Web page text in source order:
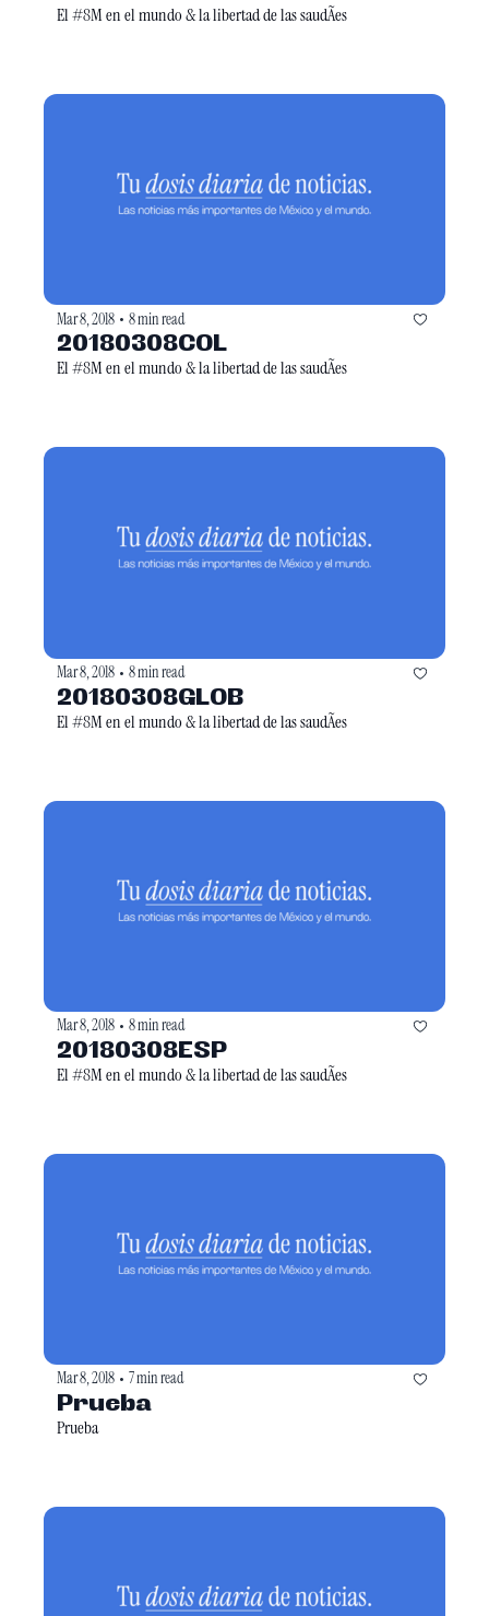
El #8M en el mundo & la libertad de las saudÃ­es
Mar 8, 2018 • 8 min read
20180308COL
El #8M en el mundo & la libertad de las saudÃ­es
Mar 8, 2018 • 8 min read
20180308GLOB
El #8M en el mundo & la libertad de las saudÃ­es
Mar 8, 2018 • 8 min read
20180308ESP
El #8M en el mundo & la libertad de las saudÃ­es
Mar 8, 2018 • 7 min read
Prueba
Prueba